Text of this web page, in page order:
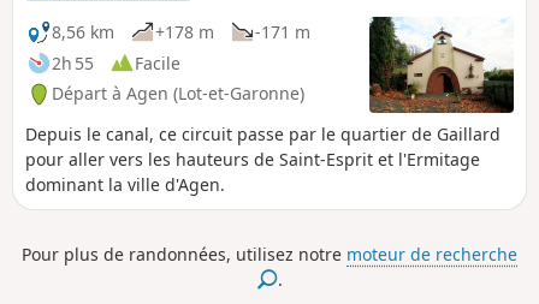
8,56 km
+178 m
-171 m
2h 55
Facile
Départ à Agen (Lot-et-Garonne)
Depuis le canal, ce circuit passe par le quartier de Gaillard
pour aller vers les hauteurs de Saint-Esprit et l'Ermitage
dominant la ville d'Agen.
Pour plus de randonnées, utilisez notre moteur de recherche
.